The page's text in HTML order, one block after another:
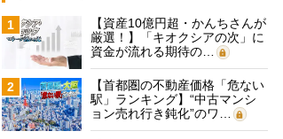
1
【資産10億円超・かんちさんが
厳選！】「キオクシアの次」に
資金が流れる期待の…
2
【首都圏の不動産価格「危ない
駅」ランキング】“中古マンシ
ョン売れ行き鈍化”のワ…